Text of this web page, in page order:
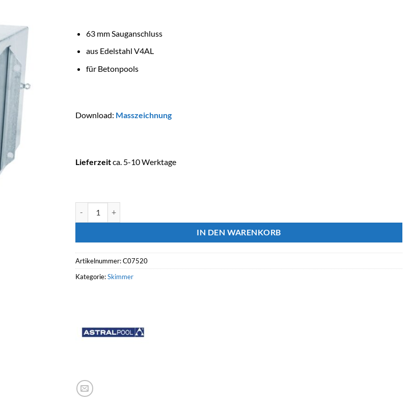
63 mm Sauganschluss
aus Edelstahl V4AL
für Betonpools
Download: Masszeichnung
Lieferzeitca. 5-10 Werktage
IN DEN WARENKORB
Artikelnummer:C07520
Kategorie:Skimmer